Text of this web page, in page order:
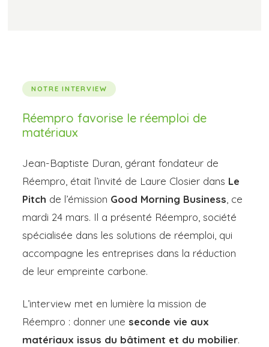
NOTRE INTERVIEW
Réempro favorise le réemploi de
matériaux
Jean-Baptiste Duran, gérant fondateur de
Réempro, était l’invité de Laure Closier dans Le
Pitch de l’émission Good Morning Business, ce
mardi 24 mars. Il a présenté Réempro, société
spécialisée dans les solutions de réemploi, qui
accompagne les entreprises dans la réduction
de leur empreinte carbone.
L’interview met en lumière la mission de
Réempro : donner uneseconde vie aux
matériaux issus du bâtiment et du mobilier.